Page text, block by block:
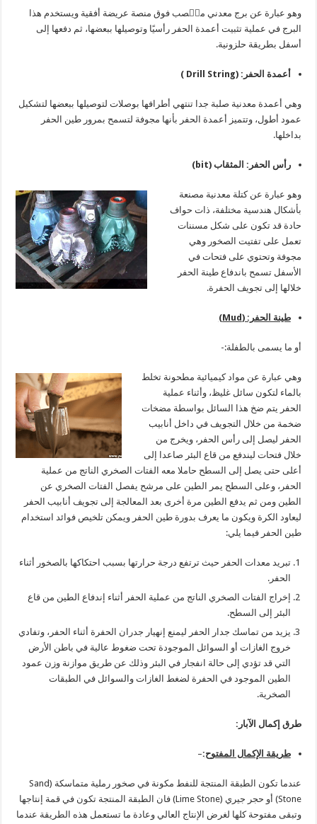
وهو عبارة عن برج معدني منٙصب فوق منصة عريضة أفقية ويستخدم هذا
البرج في عملية تثبيت أعمدة الحفر رأسيًا وتوصيلها ببعضها، ثم دفعها إلى
أسفل بطريقة حلزونية.
أعمدة الحفر: (Drill String
)
وهي أعمدة معدنية صلبة جدا تنتهي أطرافها بوصلات لتوصيلها ببعضها لتشكيل
عمود أطول، وتتميز أعمدة الحفر بأنها مجوفة لتسمح بمرور طين الحفر
بداخلها.
رأس الحفر: المثقاب (bit
)
وهو عبارة عن كتلة معدنية مصنعة
بأشكال هندسية مختلفة، ذات حواف
حادة قد تكون على شكل مسننات
تعمل على تفتيت الصخور وهي
مجوفة وتحتوي على فتحات في
الأسفل تسمح باندفاع طينة الحفر
خلالها إلى تجويف الحفرة.
طينة الحفر: ( Mud
)
أو ما يسمى بالطفلة:-
وهي عبارة عن مواد كيميائية مطحونة تخلط
بالماء لتكون سائل غليظ، وأثناء عملية
الحفر يتم ضخ هذا السائل بواسطة مضخات
ضخمة من خلال التجويف في داخل أنابيب
الحفر ليصل إلى رأس الحفر، ويخرج من
خلال فتحات ليندفع من قاع البئر صاعدا إلى
أعلى حتى يصل إلى السطح حاملا معه الفتات الصخري الناتج من عملية
الحفر، وعلى السطح يمر الطين على مرشح يفصل الفتات الصخري عن
الطين ومن ثم يدفع الطين مرة أخرى بعد المعالجة إلى تجويف أنابيب الحفر
ليعاود الكرة ويكون ما يعرف بدورة طين الحفر ويمكن تلخيص فوائد استخدام
طين الحفر فيما يلي:
تبريد معدات الحفر حيث ترتفع درجة حرارتها بسبب احتكاكها بالصخور أثناء
الحفر.
إخراج الفتات الصخري الناتج من عملية الحفر أثناء إندفاع الطين من قاع
البئر إلى السطح.
يزيد من تماسك جدار الحفر ليمنع إنهيار جدران الحفرة أثناء الحفر، وتفادي
خروج الغازات أو السوائل الموجودة تحت ضغوط عالية في باطن الأرض
التي قد تؤدي إلى حالة انفجار في البئر وذلك عن طريق موازنة وزن عمود
الطين الموجود في الحفرة لضغط الغازات والسوائل في الطبقات
الصخرية.
طرق إكمال الآبار :
طريقة الإكمال المفتوح:
–
عندما تكون الطبقة المنتجة للنفط مكونة في صخور رملية متماسكة (Sand
Stone) أو حجر جيري (Lime Stone) فان الطبقة المنتجة تكون في قمة إنتاجها
وتبقى مفتوحة كلها لغرض الإنتاج العالي وعادة ما تستعمل هذه الطريقة عندما